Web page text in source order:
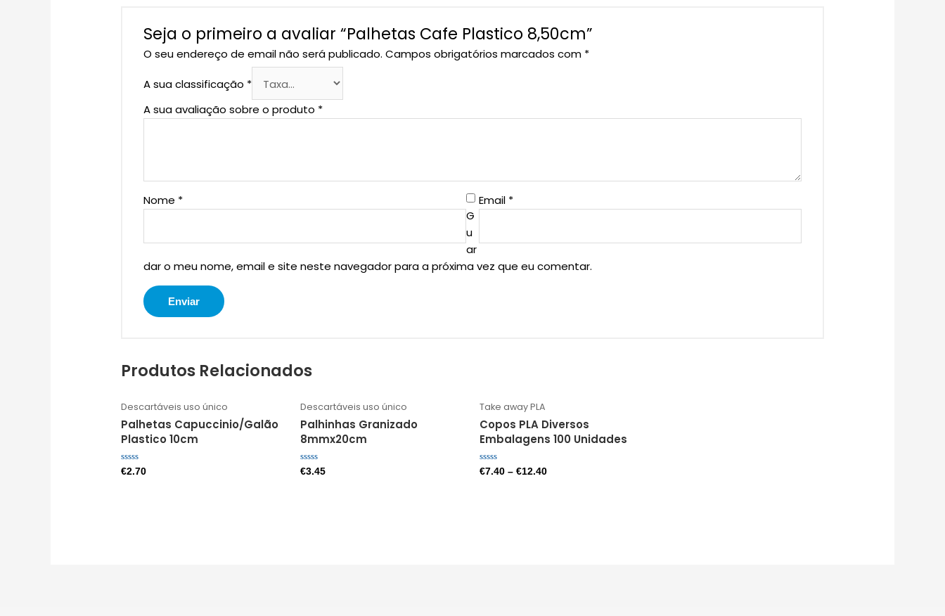
Seja o primeiro a avaliar “Palhetas Cafe Plastico 8,50cm”
O seu endereço de email não será publicado. Campos obrigatórios marcados com *
A sua classificação *
A sua avaliação sobre o produto *
Nome * Email *
G
u
ar
dar o meu nome, email e site neste navegador para a próxima vez que eu comentar.
Produtos Relacionados
Descartáveis uso único
Palhetas Capuccinio/Galão
Plastico 10cm
Avaliação
0
€2.70
Descartáveis uso único
Palhinhas Granizado
8mmx20cm
Avaliação
0
€3.45
Take away PLA
Copos PLA Diversos
Embalagens 100 Unidades
Avaliação
0
€7.40– €12.40